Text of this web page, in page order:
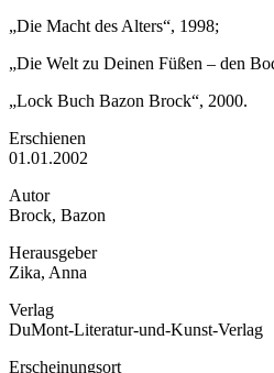
„Die Macht des Alters“, 1998;
„Die Welt zu Deinen Füßen – den
„Lock Buch Bazon Brock“, 2000.
Erschienen
01.01.2002
Autor
Brock, Bazon
Herausgeber
Zika, Anna
Verlag
DuMont-Literatur-und-Kunst-Verlag
Erscheinungsort